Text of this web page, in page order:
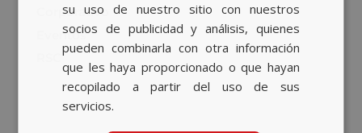
Corporativo
Eventos
su uso de nuestro sitio con nuestros
socios de publicidad y análisis, quienes
pueden combinarla con otra información
que les haya proporcionado o que hayan
recopilado a partir del uso de sus
servicios.